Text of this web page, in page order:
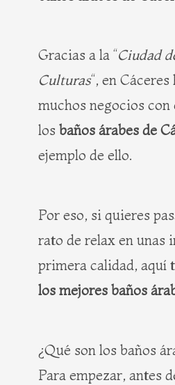
Gracias a la “Ciudad
Culturas“, en
muchos negocios
los baños árabes de
ejemplo de ello.
Por eso, si quieres
rato de relax en unas
primera calidad, aquí
los mejores baños
¿Qué son los baños
Para empezar, antes